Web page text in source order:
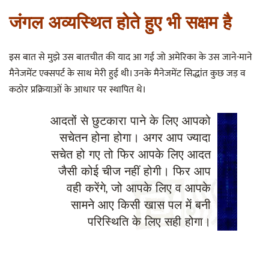
जंगल अव्यस्थित होते हुए भी सक्षम है
इस बात से मुझे उस बातचीत की याद आ गई जो अमेरिका के उस जाने-माने
मैनेजमेंट एक्सपर्ट के साथ मेरी हुई थी। उनके मैनेजमेंट सिद्धांत कुछ जड़ व
कठोर प्रक्रियाओं के आधार पर स्थापित थे।
आदतों से छुटकारा पाने के लिए आपको
सचेतन होना होगा। अगर आप ज्यादा
सचेत हो गए तो फिर आपके लिए आदत
जैसी कोई चीज नहीं होगी। फिर आप
वही करेंगे, जो आपके लिए व आपके
सामने आए किसी खास पल में बनी
परिस्थिति के लिए सही होगा।